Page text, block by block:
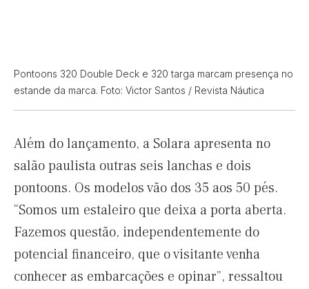
Pontoons 320 Double Deck e 320 targa marcam presença no
estande da marca. Foto: Victor Santos / Revista Náutica
Além do lançamento, a Solara apresenta no
salão paulista outras seis lanchas e dois
pontoons. Os modelos vão dos 35 aos 50 pés.
“Somos um estaleiro que deixa a porta aberta.
Fazemos questão, independentemente do
potencial financeiro, que o visitante venha
conhecer as embarcações e opinar”, ressaltou